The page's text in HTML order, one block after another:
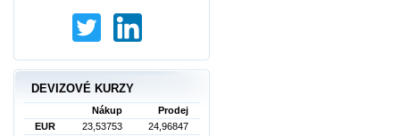
DEVIZOVÉ KURZY
Nákup
Prodej
EUR
23,53753
24,96847